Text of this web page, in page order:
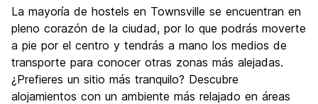
La mayoría de hostels en Townsville se encuentran en
pleno corazón de la ciudad, por lo que podrás moverte
a pie por el centro y tendrás a mano los medios de
transporte para conocer otras zonas más alejadas.
¿Prefieres un sitio más tranquilo? Descubre
alojamientos con un ambiente más relajado en áreas